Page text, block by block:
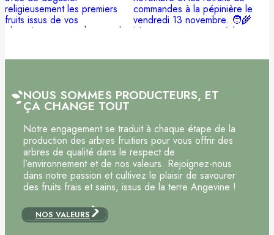
NOUS SOMMES PRODUCTEURS, ET
ÇA CHANGE TOUT
Notre engagement se traduit à chaque étape de la
production des arbres fruitiers pour vous offrir des
arbres de qualité dans le respect de
l’environnement et de nos valeurs. Rejoignez-nous
dans notre passion et cultivez le plaisir de savourer
des fruits frais et sains, issus de la terre Angevine !
NOS VALEURS